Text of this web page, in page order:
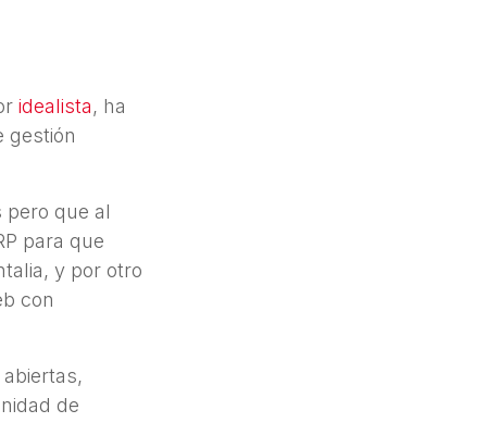
idealista, ha
gestión
pero que al
para que
y por otro
con
de